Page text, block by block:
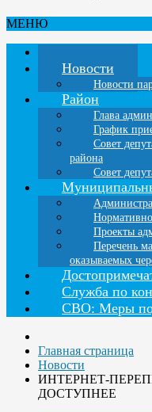
МЕНЮ
Новости
Новости
Район
Глава
График
Совет
района
Совет
Проекты
Перечень
оказываемых
Служба по
СВО: Меры
Главная страница
Новости
ИНТЕРНЕТ-
ДОСТУПНЕЕ